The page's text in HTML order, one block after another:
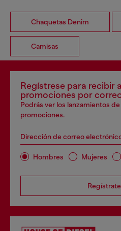
Chaquetas Denim
Camisas
Regístrese para recibir
promociones por
Podrás ver los lanzamientos
promociones.
Dirección de correo
Hombres Mujeres